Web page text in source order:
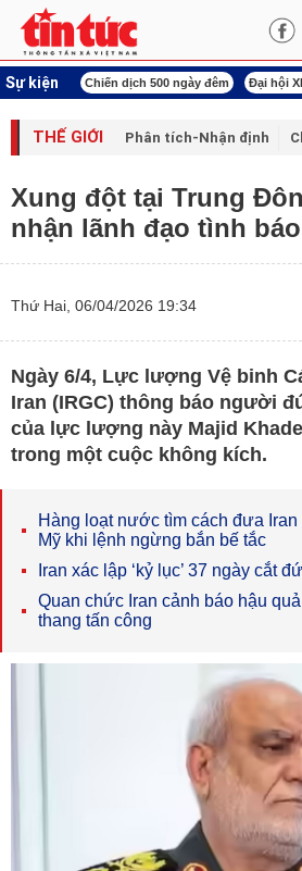
Sự kiện
mạng Chiến dịch 500 ngày đêm Đại hội
THẾ GIỚI Phân tích-Nhận định
Xung đột tại Trung
nhận lãnh đạo tình
Thứ Hai, 06/04/2026 19:34
Ngày 6/4, Lực lượng Vệ binh
Iran (IRGC) thông báo người
của lực lượng này Majid
trong một cuộc không kích.
Hàng loạt nước tìm cách đưa
Mỹ khi lệnh ngừng bắn bế tắc
Iran xác lập ‘kỷ lục’ 37 ngày cắt
Quan chức Iran cảnh báo hậu
thang tấn công